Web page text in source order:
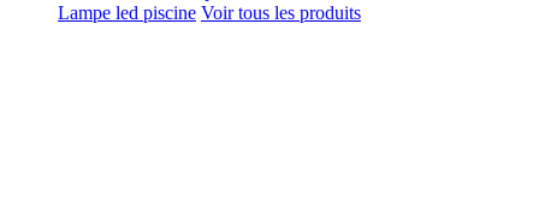
Lampe led piscine Voir tous les produits